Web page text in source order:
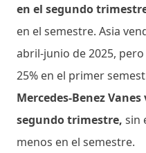
en el segundo
en el semestre. Asia
abril-junio de 2025,
25% en el primer
Mercedes-Benez
segundo trimestre, sin
menos en el semestre.